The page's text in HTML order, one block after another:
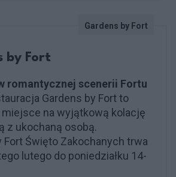
Gardens by Fort
by Fort
romantycznej scenerii Fortu
Gardens by Fort to
na wyjątkową kolację
z ukochaną osobą.
Fort Święto Zakochanych trwa
lutego do poniedziałku 14-